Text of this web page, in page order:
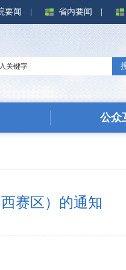
要闻 省内要闻
公众
赛区）的通知